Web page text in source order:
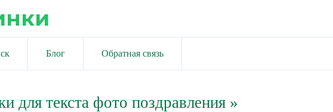
Блог Обратная связь
для текста фото поздравления »